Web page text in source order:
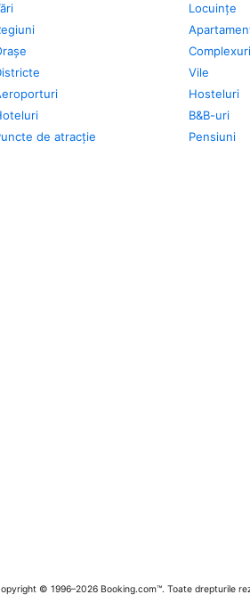
de atracţie
Locuințe
Complexuri
Vile
Hosteluri
B&B-uri
Pensiuni
© 1996–2026 Booking.com™. Toate drepturile